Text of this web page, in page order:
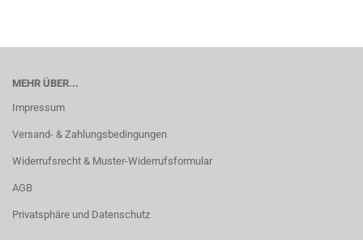
MEHR ÜBER...
Impressum
Versand- & Zahlungsbedingungen
Widerrufsrecht & Muster-Widerrufsformular
AGB
Privatsphäre und Datenschutz